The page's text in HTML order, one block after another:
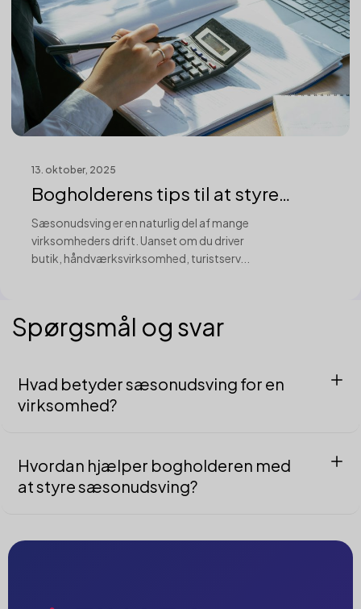
13. oktober, 2025
Bogholderens tips til at styre
sæsonuds...
Sæsonudsving er en naturlig del af mange
virksomheders drift. Uanset om du driver
butik, håndværksvirksomhed, turistserv...
Spørgsmål og svar
Hvad betyder sæsonudsving for en
virksomhed?
Hvordan hjælper bogholderen med
at styre sæsonudsving?